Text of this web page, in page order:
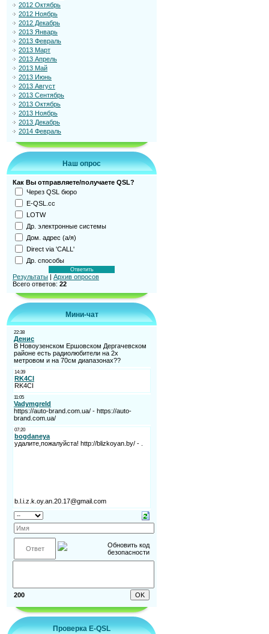
2012 Октябрь
2012 Ноябрь
2012 Декабрь
2013 Январь
2013 Февраль
2013 Март
2013 Апрель
2013 Май
2013 Июнь
2013 Август
2013 Сентябрь
2013 Октябрь
2013 Ноябрь
2013 Декабрь
2014 Февраль
Наш опрос
Как Вы отправляете/получаете QSL?
Через QSL бюро
E-QSL.cc
LOTW
Др. электронные системы
Дом. адрес (а/я)
Direct via 'CALL'
Др. способы
Результаты | Архив опросов
Всего ответов: 22
Мини-чат
200
Проверка E-QSL